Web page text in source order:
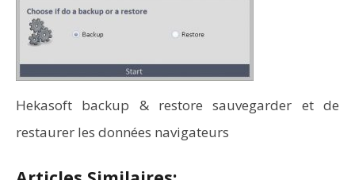
Hekasoft backup & restore sauvegarder et de
restaurer les données navigateurs